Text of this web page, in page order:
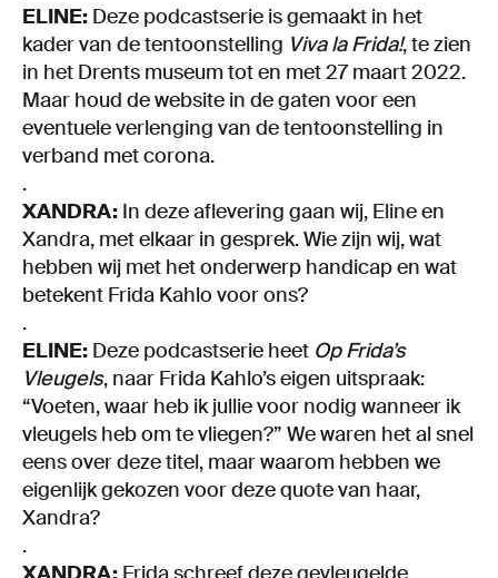
ELINE: Deze podcastserie is gemaakt in het
kader van de tentoonstelling Viva la Frida!, te zien
in het Drents museum tot en met 27 maart 2022.
Maar houd de website in de gaten voor een
eventuele verlenging van de tentoonstelling in
verband met corona.
.
XANDRA: In deze aflevering gaan wij, Eline en
Xandra, met elkaar in gesprek. Wie zijn wij, wat
hebben wij met het onderwerp handicap en wat
betekent Frida Kahlo voor ons?
.
ELINE: Deze podcastserie heet Op Frida’s
Vleugels, naar Frida Kahlo’s eigen uitspraak:
“Voeten, waar heb ik jullie voor nodig wanneer ik
vleugels heb om te vliegen?” We waren het al snel
eens over deze titel, maar waarom hebben we
eigenlijk gekozen voor deze quote van haar,
Xandra?
.